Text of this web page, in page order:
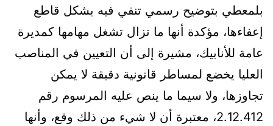
بلمعطي بتوضيح رسمي تنفي فيه بشكل قاطع
إعفاءها، مؤكدة أنها ما تزال تشغل مهامها كمديرة
عامة للأنابيك، مشيرة إلى أن التعيين في المناصب
العليا يخضع لمساطر قانونية دقيقة لا يمكن
تجاوزها، ولا سيما ما ينص عليه المرسوم رقم
2.12.412، معتبرة أن لا شيء من ذلك وقع، وأنها